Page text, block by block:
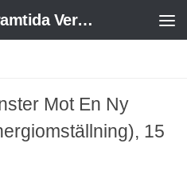
Välkomna till en Ny Framtida Verklighet
Mot En Ny
15